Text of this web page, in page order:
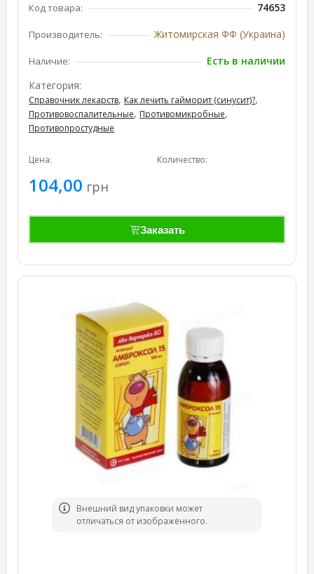
Код товара: 74653
Производитель: Житомирская ФФ (Украина)
Наличие:
Есть в наличии
Категория:
Справочник лекарств, Как лечить гайморит (синусит)?,
Противовоспалительные, Противомикробные,
Противопростудные
Цена:
104,00 грн
Количество:
Заказать
Bнешний вид упаковки может
отличаться от изображённого.